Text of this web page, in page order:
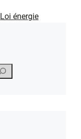
Loi énergie